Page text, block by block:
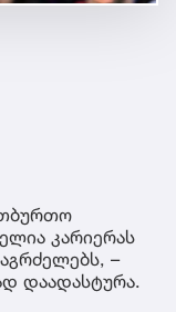
კარიერას
–
დაადასტურა.